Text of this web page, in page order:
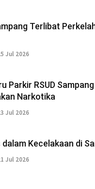
Terlibat
Jul 2026
Parkir RSUD
Narkotika
Jul 2026
dalam Kecelakaan di
Jul 2026